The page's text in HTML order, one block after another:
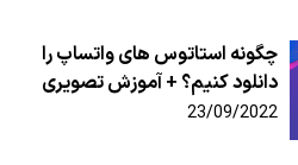
چگونه استاتوس های واتساپ را
دانلود کنیم؟ + آموزش تصویری
23/09/2022